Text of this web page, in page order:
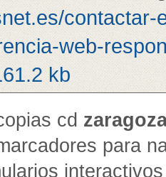
contactar-
web-
kb
cd
para